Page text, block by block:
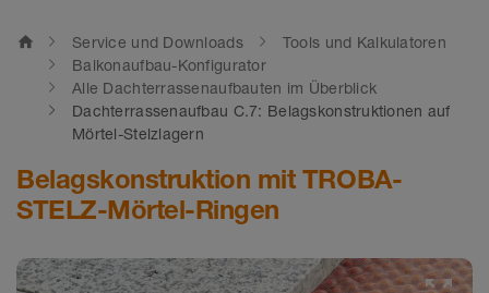
home Service und Downloads
Tools und Kalkulatoren
Balkonaufbau-Konfigurator
Alle Dachterrassenaufbauten im Überblick
Dachterrassenaufbau C.7: Belagskonstruktionen auf
Mörtel-Stelzlagern
Belagskonstruktion mit TROBA-
STELZ-Mörtel-Ringen